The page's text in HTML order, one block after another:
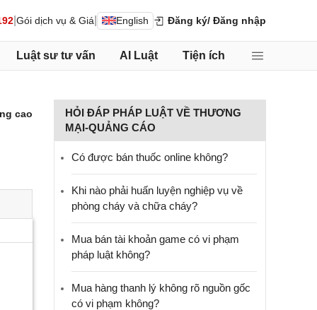
Gói dịch vụ & Giá English Đăng ký/ Đăng nhập
Luật sư tư vấn AI Luật Tiện ích
cao
HỎI ĐÁP PHÁP LUẬT VỀ THƯƠNG
MẠI-QUẢNG CÁO
Có được bán thuốc online không?
Khi nào phải huấn luyện nghiệp vụ về
phòng cháy và chữa cháy?
Mua bán tài khoản game có vi phạm
pháp luật không?
Mua hàng thanh lý không rõ nguồn gốc
có vi phạm không?